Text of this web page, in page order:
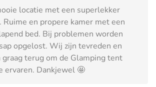
locatie met een superlekker
en propere kamer met een
bed. Bij problemen worden
opgelost. Wij zijn tevreden en
graag terug om de Glamping tent
ervaren. Dankjewel 🤩